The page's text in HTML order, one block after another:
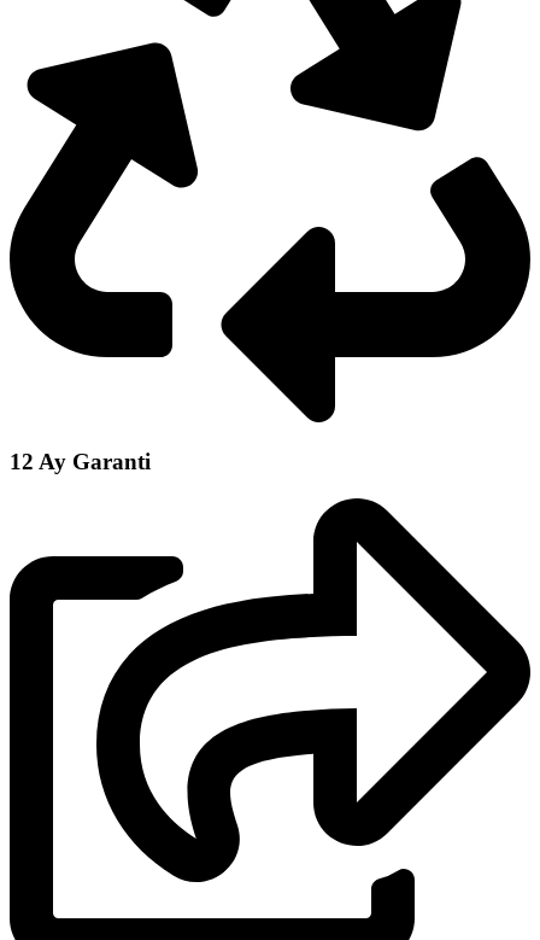
12 Ay Garanti